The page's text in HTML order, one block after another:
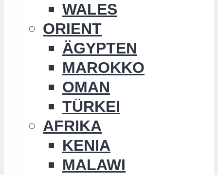
WALES
ORIENT
ÄGYPTEN
MAROKKO
OMAN
TÜRKEI
AFRIKA
KENIA
MALAWI